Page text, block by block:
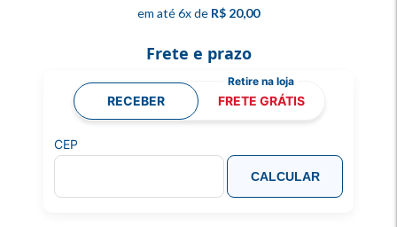
6x R$ 20,00
Frete e prazo
RECEBER FRETE GRÁTIS
CEP
CALCULAR